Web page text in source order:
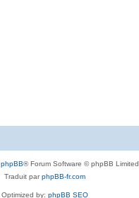
phpBB® Forum Software © phpBB Limited
Traduit parphpBB-fr.com
Optimized by: phpBB SEO